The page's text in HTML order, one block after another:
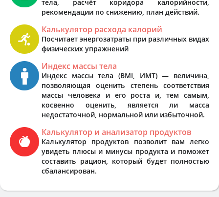
тела, расчёт коридора калорийности,
рекомендации по снижению, план действий.
Калькулятор расхода калорий
Посчитает энергозатраты при различных видах
физических упражнений
Индекс массы тела
Индекс массы тела (BMI, ИМТ) — величина,
позволяющая оценить степень соответствия
массы человека и его роста и, тем самым,
косвенно оценить, является ли масса
недостаточной, нормальной или избыточной.
Калькулятор и анализатор продуктов
Калькулятор продуктов позволит вам легко
увидеть плюсы и минусы продукта и поможет
составить рацион, который будет полностью
сбалансирован.